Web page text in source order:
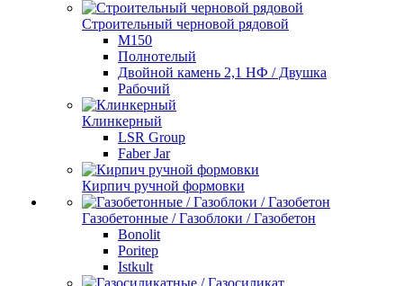
Строительный черновой рядовой
М150
Полнотелый
Двойной камень 2,1 НФ / Двушка
Рабочий
Клинкерный
LSR Group
Faber Jar
Кирпич ручной формовки
Газобетонные / Газоблоки / Газобетон
Bonolit
Poritep
Istkult